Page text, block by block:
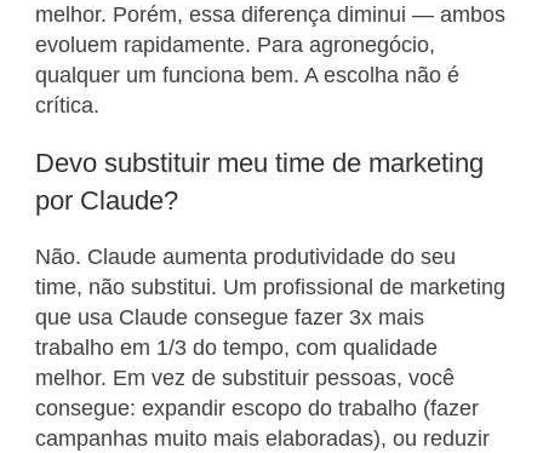
melhor. Porém, essa diferença diminui — ambos
evoluem rapidamente. Para agronegócio,
qualquer um funciona bem. A escolha não é
crítica.
Devo substituir meu time de marketing
por Claude?
Não. Claude aumenta produtividade do seu
time, não substitui. Um profissional de marketing
que usa Claude consegue fazer 3x mais
trabalho em 1/3 do tempo, com qualidade
melhor. Em vez de substituir pessoas, você
consegue: expandir escopo do trabalho (fazer
campanhas muito mais elaboradas), ou reduzir